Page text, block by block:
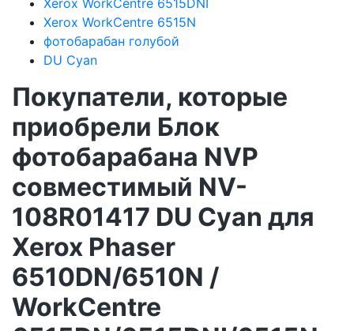
Xerox WorkCentre 6515N
фотобарабан голубой
DU Cyan
Покупатели, которые
приобрели Блок
фотобарабана NVP
совместимый NV-
108R01417 DU Cyan для
Xerox Phaser
6510DN/6510N /
WorkCentre